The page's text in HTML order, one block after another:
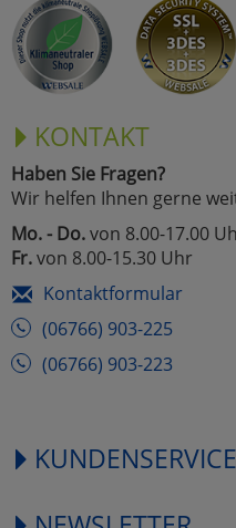
KONTAKT
Haben Sie Fragen?
Wir helfen Ihnen gerne
Mo. - Do.von 8.00-17.00
Fr.von 8.00-15.30 Uhr
Kontaktformular
(06766) 903-225
(06766) 903-223
KUNDENSERVICE
Marketing
Alle
Cookies